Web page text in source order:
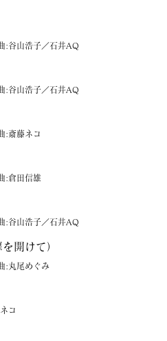
:谷山浩子／石井AQ
:谷山浩子／石井AQ
:斎藤ネコ
:倉田信雄
:谷山浩子／石井AQ
開けて）
:丸尾めぐみ
コ